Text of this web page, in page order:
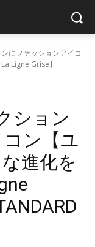
にファッションアイコ
Ligne Grise】
ション
ン【ユ
進化を